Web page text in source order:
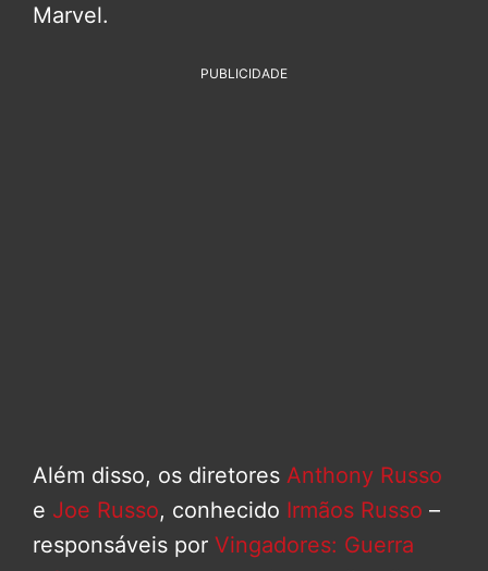
Marvel.
PUBLICIDADE
Além disso, os diretores Anthony Russo
e Joe Russo, conhecido Irmãos Russo –
responsáveis por Vingadores: Guerra